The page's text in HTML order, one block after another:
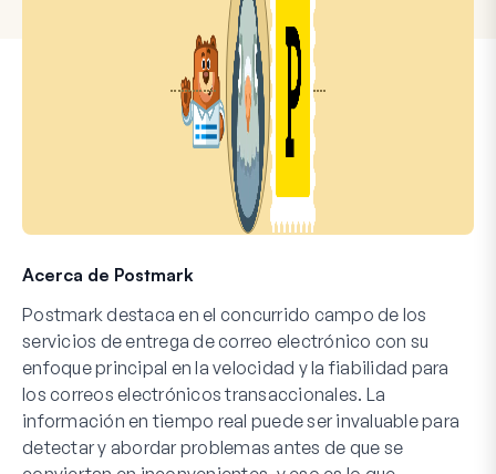
Acerca de Postmark
Postmark destaca en el concurrido campo de los
servicios de entrega de correo electrónico con su
enfoque principal en la velocidad y la fiabilidad para
los correos electrónicos transaccionales. La
información en tiempo real puede ser invaluable para
detectar y abordar problemas antes de que se